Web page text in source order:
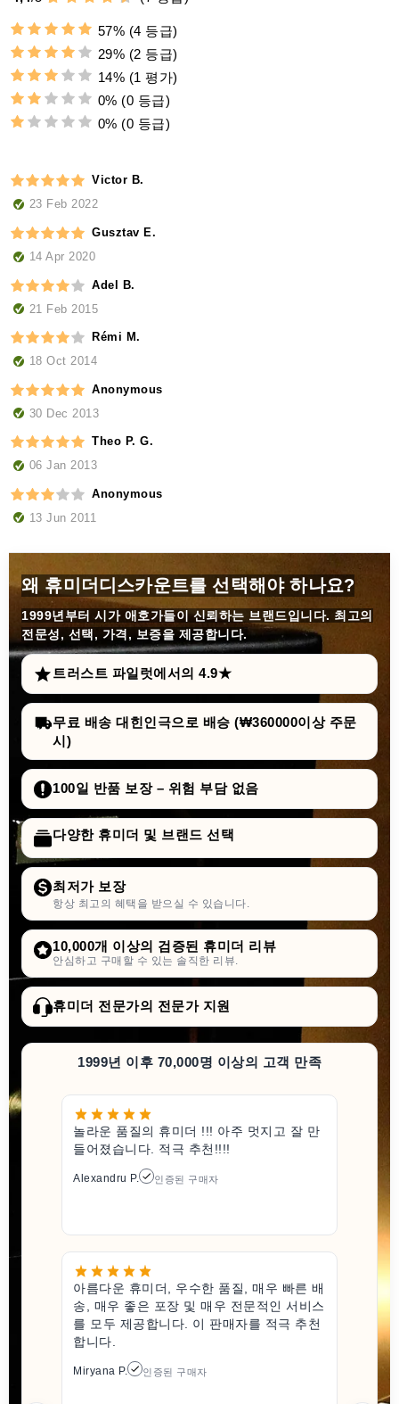
57% (4 등급)
29% (2 등급)
14% (1 평가)
0% (0 등급)
0% (0 등급)
Victor B.
23 Feb 2022
Gusztav E.
14 Apr 2020
Adel B.
21 Feb 2015
Rémi M.
18 Oct 2014
Anonymous
30 Dec 2013
Theo P. G.
06 Jan 2013
Anonymous
13 Jun 2011
왜 휴미더디스카운트를 선택해야 하나요?
1999년부터 시가 애호가들이 신뢰하는 브랜드입니다. 최고의
전문성, 선택, 가격, 보증을 제공합니다.
트러스트 파일럿에서의 4.9★
무료 배송 대힌인극으로 배승 (₩360000이상 주문
시)
100일 반품 보장 – 위험 부담 없음
다양한 휴미더 및 브랜드 선택
최저가 보장
항상 최고의 혜택을 받으실 수 있습니다.
10,000개 이상의 검증된 휴미더 리뷰
안심하고 구매할 수 있는 솔직한 리뷰.
휴미더 전문가의 전문가 지원
1999년 이후 70,000명 이상의 고객 만족
놀라운 품질의 휴미더 !!! 아주 멋지고 잘 만
들어졌습니다. 적극 추천!!!!
Alexandru P. 인증된 구매자
아름다운 휴미더, 우수한 품질, 매우 빠른 배
송, 매우 좋은 포장 및 매우 전문적인 서비스
를 모두 제공합니다. 이 판매자를 적극 추천
합니다.
Miryana P. 인증된 구매자